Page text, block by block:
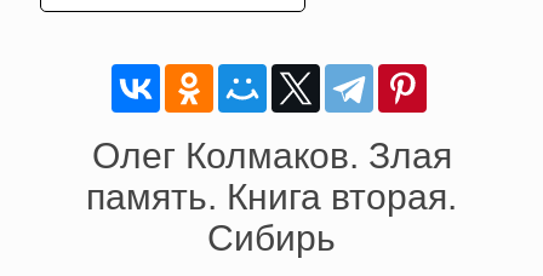
Олег Колмаков. Злая
память. Книга вторая.
Сибирь